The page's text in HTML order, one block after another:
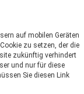
auf mobilen Geräten
zu setzen, der die
zukünftig verhindert
und nur für diese
Sie diesen Link